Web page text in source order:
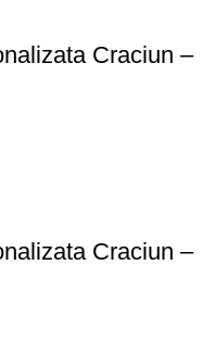
Craciun –
Craciun –